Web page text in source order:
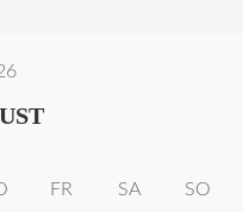
FR SA SO